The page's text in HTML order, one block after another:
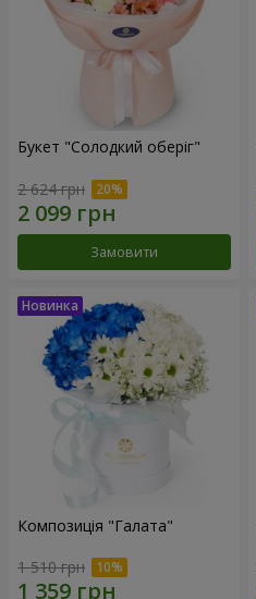
Букет "Солодкий оберіг"
2 624 грн
Замовити
Композиція "Галата"
1 510 грн